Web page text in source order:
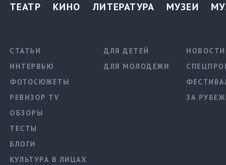
ТЕАТР КИНО ЛИТЕРАТУРА МУЗЕИ
СТАТЬИ
ИНТЕРВЬЮ
ФОТОСЮЖЕТЫ
РЕВИЗОР TV
ОБЗОРЫ
ТЕСТЫ
БЛОГИ
КУЛЬТУРА В ЛИЦАХ
ДЛЯ ДЕТЕЙ
ДЛЯ МОЛОДЕЖИ
НОВОСТИ
ЗА